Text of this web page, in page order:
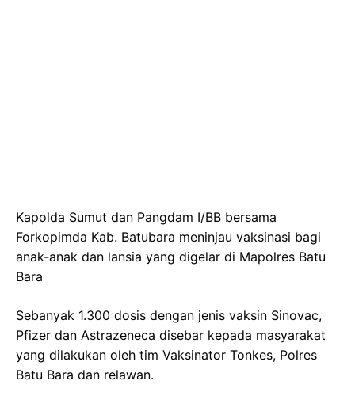
Kapolda Sumut dan Pangdam I/BB bersama
Forkopimda Kab. Batubara meninjau vaksinasi bagi
anak-anak dan lansia yang digelar di Mapolres Batu
Bara
Sebanyak 1.300 dosis dengan jenis vaksin Sinovac,
Pfizer dan Astrazeneca disebar kepada masyarakat
yang dilakukan oleh tim Vaksinator Tonkes, Polres
Batu Bara dan relawan.